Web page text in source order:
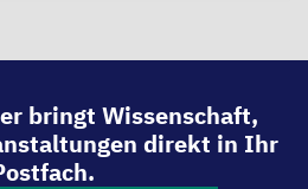
bringt Wissenschaft,
direkt in Ihr